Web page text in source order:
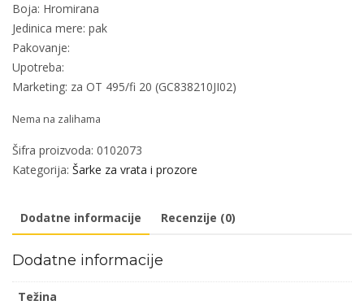
Boja: Hromirana
Jedinica mere: pak
Pakovanje:
Upotreba:
Marketing: za OT 495/fi 20 (GC838210JI02)
Nema na zalihama
Šifra proizvoda: 0102073
Kategorija: Šarke za vrata i prozore
Dodatne informacije Recenzije (0)
Dodatne informacije
Težina